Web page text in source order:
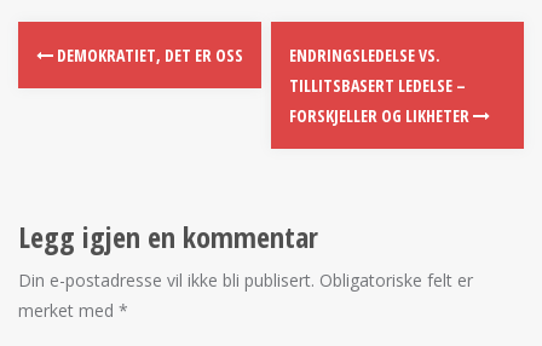
DEMOKRATIET, DET ER OSS
ENDRINGSLEDELSE VS.
TILLITSBASERT LEDELSE –
FORSKJELLER OG LIKHETER
Legg igjen en kommentar
Din e-postadresse vil ikke bli publisert. Obligatoriske felt er
merket med *